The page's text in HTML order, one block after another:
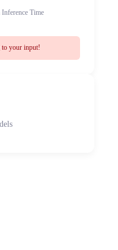
Inference Time
to your input!